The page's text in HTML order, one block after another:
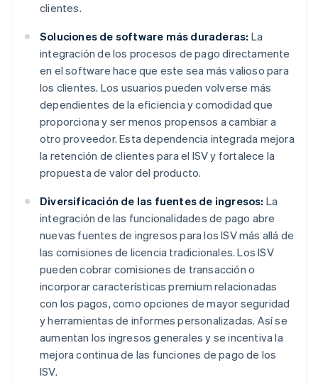
clientes.
Soluciones de software más duraderas: La
integración de los procesos de pago directamente
en el software hace que este sea más valioso para
los clientes. Los usuarios pueden volverse más
dependientes de la eficiencia y comodidad que
proporciona y ser menos propensos a cambiar a
otro proveedor. Esta dependencia integrada mejora
la retención de clientes para el ISV y fortalece la
propuesta de valor del producto.
Diversificación de las fuentes de ingresos: La
integración de las funcionalidades de pago abre
nuevas fuentes de ingresos para los ISV más allá de
las comisiones de licencia tradicionales. Los ISV
pueden cobrar comisiones de transacción o
incorporar características premium relacionadas
con los pagos, como opciones de mayor seguridad
y herramientas de informes personalizadas. Así se
aumentan los ingresos generales y se incentiva la
mejora continua de las funciones de pago de los
ISV.